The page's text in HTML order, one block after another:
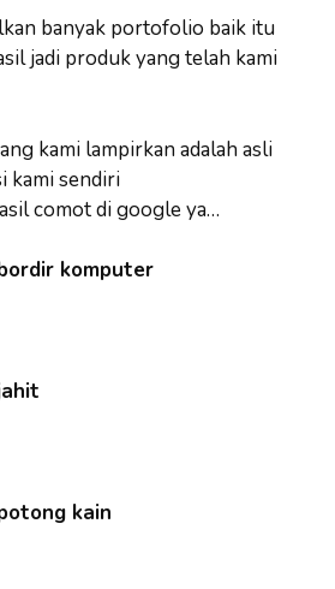
banyak portofolio baik itu
jadi produk yang telah kami
kami lampirkan adalah asli
kami sendiri
comot di google ya…
komputer
kain